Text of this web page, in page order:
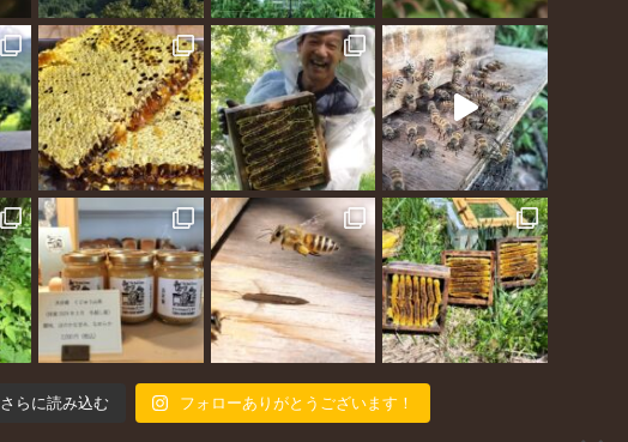
さらに読み込む フォローありがとうございます！